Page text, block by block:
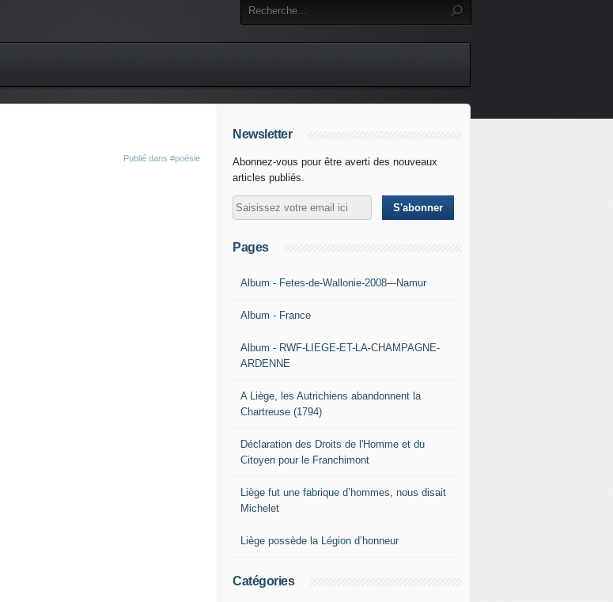
Publié dans #poésie
Newsletter
Abonnez-vous pour être averti des nouveaux
articles publiés.
Pages
Album - Fetes-de-Wallonie-2008---Namur
Album - France
Album - RWF-LIEGE-ET-LA-CHAMPAGNE-
ARDENNE
A Liège, les Autrichiens abandonnent la
Chartreuse (1794)
Déclaration des Droits de l'Homme et du
Citoyen pour le Franchimont
Liège fut une fabrique d’hommes, nous disait
Michelet
Liège possède la Légion d’honneur
Catégories